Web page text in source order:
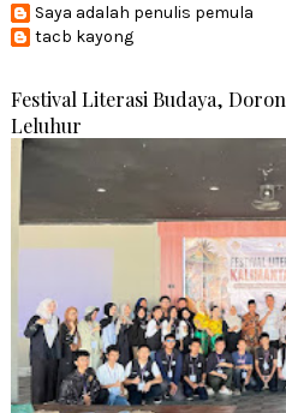
Saya adalah penulis pemula
tacb kayong
Festival Literasi Budaya,
Leluhur